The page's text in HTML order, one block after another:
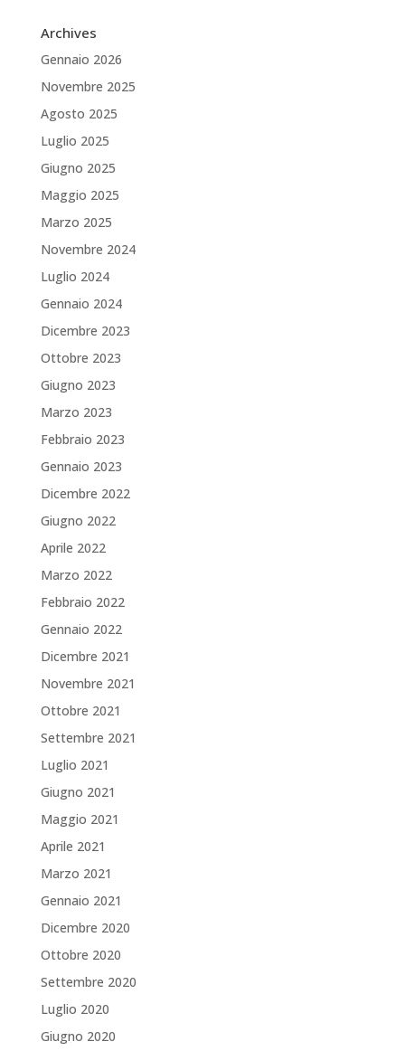
Archives
Gennaio 2026
Novembre 2025
Agosto 2025
Luglio 2025
Giugno 2025
Maggio 2025
Marzo 2025
Novembre 2024
Luglio 2024
Gennaio 2024
Dicembre 2023
Ottobre 2023
Giugno 2023
Marzo 2023
Febbraio 2023
Gennaio 2023
Dicembre 2022
Giugno 2022
Aprile 2022
Marzo 2022
Febbraio 2022
Gennaio 2022
Dicembre 2021
Novembre 2021
Ottobre 2021
Settembre 2021
Luglio 2021
Giugno 2021
Maggio 2021
Aprile 2021
Marzo 2021
Gennaio 2021
Dicembre 2020
Ottobre 2020
Settembre 2020
Luglio 2020
Giugno 2020